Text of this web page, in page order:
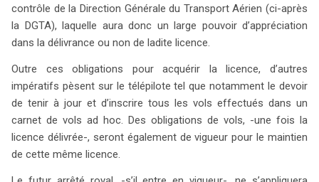
contrôle de la Direction Générale du Transport Aérien (ci-après
la DGTA), laquelle aura donc un large pouvoir d’appréciation
dans la délivrance ou non de ladite licence.
Outre ces obligations pour acquérir la licence, d’autres
impératifs pèsent sur le télépilote tel que notamment le devoir
de tenir à jour et d’inscrire tous les vols effectués dans un
carnet de vols ad hoc. Des obligations de vols, -une fois la
licence délivrée-, seront également de vigueur pour le maintien
de cette même licence.